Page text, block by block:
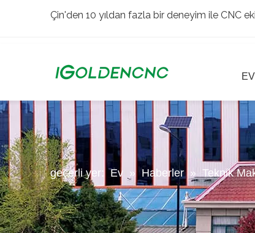
Çin'den 10 yıldan fazla bir deneyim ile CNC
EV
geçerli yer: Ev » Haberler » Teknik